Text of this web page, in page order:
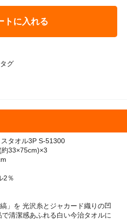
トに入れる
グ
タオル3P S-51300
33×75cm)×3
2％
」を 光沢糸とジャカード織りの凹
清潔感あふれる白い今治タオルに